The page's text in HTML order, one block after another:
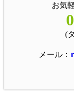
お気
(
メール：